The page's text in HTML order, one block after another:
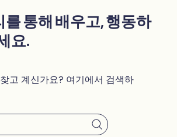
통해 배우고, 행동하
요.
고 계신가요? 여기에서 검색하